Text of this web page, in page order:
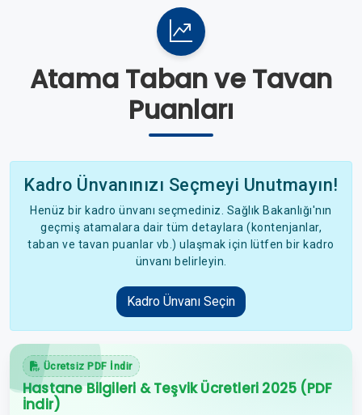
Atama Taban ve Tavan
Puanları
Kadro Ünvanınızı Seçmeyi Unutmayın!
Henüz bir kadro ünvanı seçmediniz. Sağlık Bakanlığı'nın
geçmiş atamalara dair tüm detaylara (kontenjanlar,
taban ve tavan puanlar vb.) ulaşmak için lütfen bir kadro
ünvanı belirleyin.
Kadro Ünvanı Seçin
Ücretsiz PDF İndir
Hastane Bilgileri & Teşvik Ücretleri 2025 (PDF
İndir)